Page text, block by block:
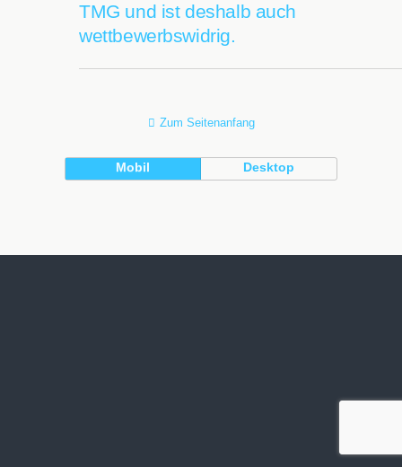
TMG und ist deshalb auch
wettbewerbswidrig.
Zum Seitenanfang
Mobil Desktop